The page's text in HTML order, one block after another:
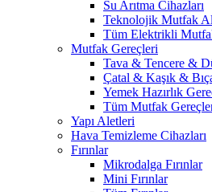
Su Arıtma Cihazları
Teknolojik Mutfak
Tüm Elektrikli
Mutfak Gereçleri
Tava & Tencere &
Çatal & Kaşık &
Yemek Hazırlık
Tüm Mutfak
Yapı Aletleri
Hava Temizleme Cihazları
Fırınlar
Mikrodalga Fırınlar
Mini Fırınlar